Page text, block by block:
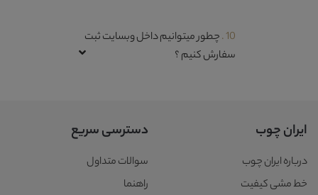
10 . چطور میتوانیم داخل وبسایت ثبت
سفارش کنیم ؟
ایران چوب
درباره ایران چوب
خط مشی کیفیت
دسترسی سریع
سوالات متداول
راهنما